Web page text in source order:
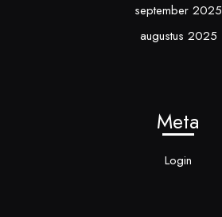
september 2025
augustus 2025
Meta
Login